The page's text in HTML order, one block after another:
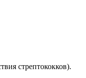
стрептококков).